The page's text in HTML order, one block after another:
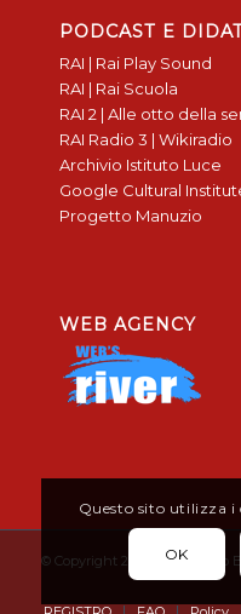
PODCAST E
RAI | Rai Play Sound
RAI | Rai Scuola
RAI 2 | Alle otto della
RAI Radio 3 | Wikiradio
Archivio Istituto Luce
Google Cultural
Progetto Manuzio
WEB AGENCY
© Copyright 2019 - Don Bosco
Questo sito utilizza
OK